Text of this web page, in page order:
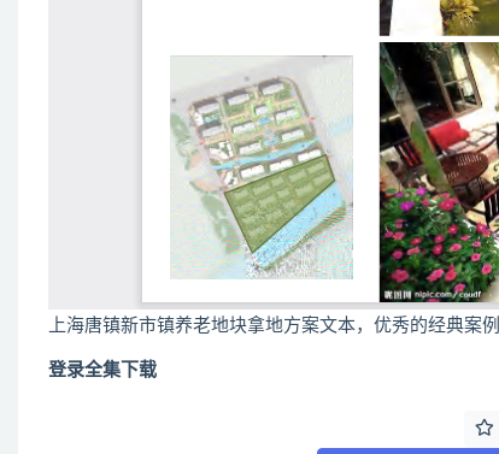
上海唐镇新市镇养老地块拿地方案文本，优秀的经典案例
登录全集下载